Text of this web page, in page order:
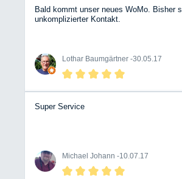
Bald kommt unser neues WoMo. Bisher
unkomplizierter Kontakt.
Lothar Baumgärtner -30.05.17
Super Service
Michael Johann -10.07.17